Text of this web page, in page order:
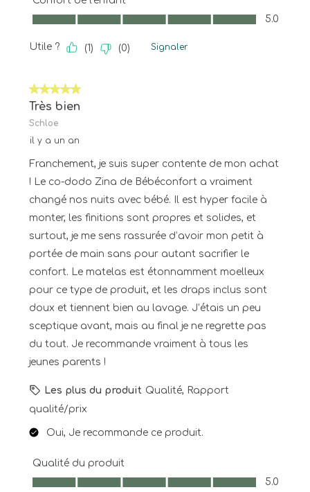
Confort de l'enfant, 5.0 sur 5
5.0
Utile ? (1) (0) Signaler
5 sur 5 étoiles.
Très bien
Schloe
il y a un an
Franchement, je suis super contente de mon achat
! Le co-dodo Zina de Bébéconfort a vraiment
changé nos nuits avec bébé. Il est hyper facile à
monter, les finitions sont propres et solides, et
surtout, je me sens rassurée d’avoir mon petit à
portée de main sans pour autant sacrifier le
confort. Le matelas est étonnamment moelleux
pour ce type de produit, et les draps inclus sont
doux et tiennent bien au lavage. J’étais un peu
sceptique avant, mais au final je ne regrette pas
du tout. Je recommande vraiment à tous les
jeunes parents !
Les plus du produit Qualité, Rapport
qualité/prix
Oui, Je recommande ce produit.
Qualité du produit
Qualité du produit, 5.0 sur 5
5.0